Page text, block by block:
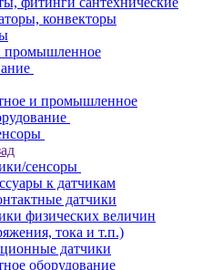
конвекторы
промышленное
и промышленное
сенсоры
к датчикам
датчики
физических величин
тока и т.п.)
датчики
оборудование